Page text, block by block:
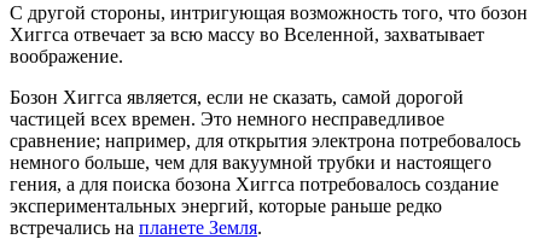
С другой стороны, интригующая возможность того, что бозон
Хиггса отвечает за всю массу во Вселенной, захватывает
воображение.
Бозон Хиггса является, если не сказать, самой дорогой
частицей всех времен. Это немного несправедливое
сравнение; например, для открытия электрона потребовалось
немного больше, чем для вакуумной трубки и настоящего
гения, а для поиска бозона Хиггса потребовалось создание
экспериментальных энергий, которые раньше редко
встречались на планете Земля.